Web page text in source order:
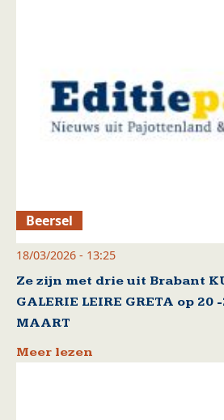
Beersel
18/03/2026 - 13:25
Ze zijn met drie uit Brabant
GALERIE LEIRE GRETA op 20
MAART
Meer lezen